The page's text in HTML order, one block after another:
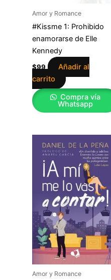
Amor y Romance
#Kissme 1: Prohibido
enamorarse de Elle
Kennedy
$99
Añadir al
carrito
Compra vía
Whatsapp
Amor y Romance